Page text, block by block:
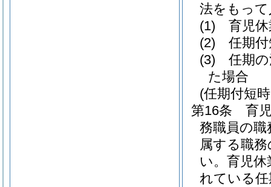
法をもっ
(1)
育児
(2)
任期
(3)
任期
た場合
(任期付短
第16条
育
務職員の
属する職
い。 育児休
れている